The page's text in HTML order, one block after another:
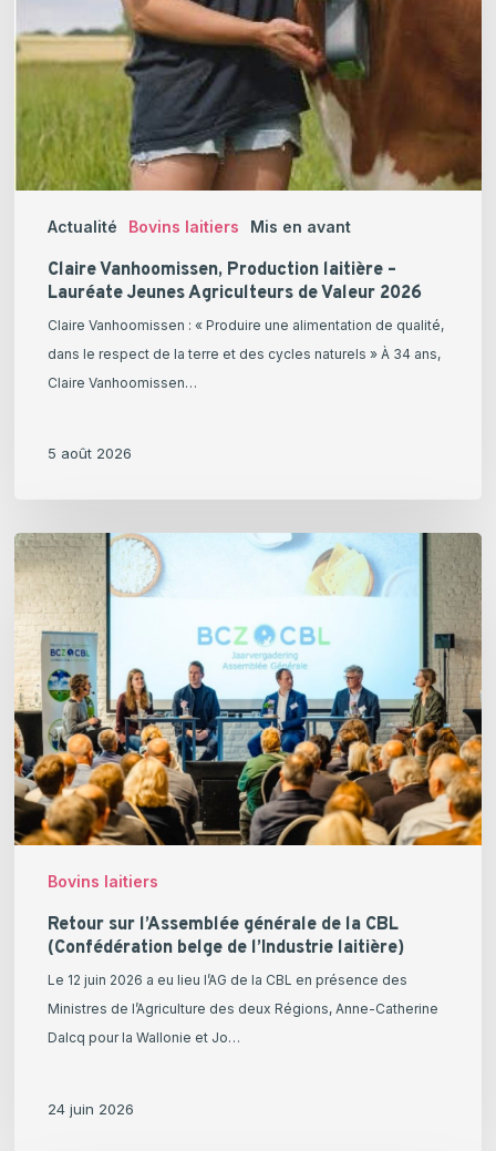
Actualité Bovins laitiers Mis en avant
Claire Vanhoomissen, Production laitière –
Lauréate Jeunes Agriculteurs de Valeur 2026
Claire Vanhoomissen : « Produire une alimentation de qualité,
dans le respect de la terre et des cycles naturels » À 34 ans,
Claire Vanhoomissen…
5 août 2026
Bovins laitiers
Retour
sur
l’Assemblée
générale
la
CBL
(Confédération
belge
de
l’Industrie
Retour sur l’Assemblée générale de la CBL
(Confédération belge de l’Industrie laitière)
Le 12 juin 2026 a eu lieu l’AG de la CBL en présence des
Ministres de l’Agriculture des deux Régions, Anne-Catherine
Dalcq pour la Wallonie et Jo…
24 juin 2026